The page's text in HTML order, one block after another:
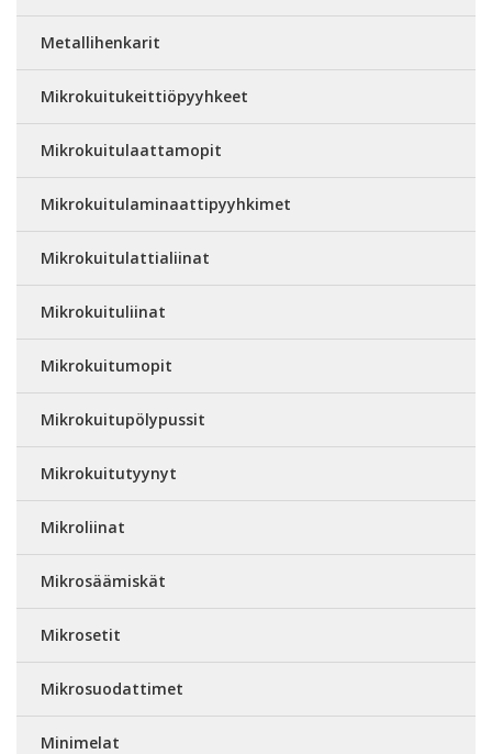
Metallihenkarit
Mikrokuitukeittiöpyyhkeet
Mikrokuitulaattamopit
Mikrokuitulaminaattipyyhkimet
Mikrokuitulattialiinat
Mikrokuituliinat
Mikrokuitumopit
Mikrokuitupölypussit
Mikrokuitutyynyt
Mikroliinat
Mikrosäämiskät
Mikrosetit
Mikrosuodattimet
Minimelat